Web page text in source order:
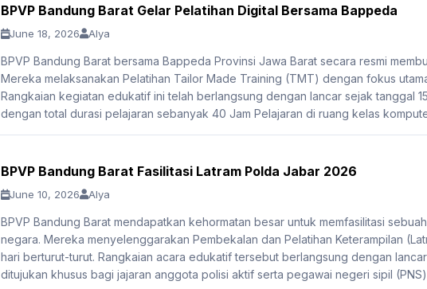
BPVP Bandung Barat Gelar Pelatihan Digital Bersama Bappeda
June 18, 2026 Alya
BPVP Bandung Barat bersama Bappeda Provinsi Jawa Barat secara resmi
Mereka melaksanakan Pelatihan Tailor Made Training (TMT) dengan fokus
Rangkaian kegiatan edukatif ini telah berlangsung dengan lancar sejak tanggal
dengan total durasi pelajaran sebanyak 40 Jam Pelajaran di ruang kelas
BPVP Bandung Barat Fasilitasi Latram Polda Jabar 2026
June 10, 2026 Alya
BPVP Bandung Barat mendapatkan kehormatan besar untuk memfasilitasi
negara. Mereka menyelenggarakan Pembekalan dan Pelatihan Keterampilan
hari berturut-turut. Rangkaian acara edukatif tersebut berlangsung dengan
ditujukan khusus bagi jajaran anggota polisi aktif serta pegawai negeri sipil